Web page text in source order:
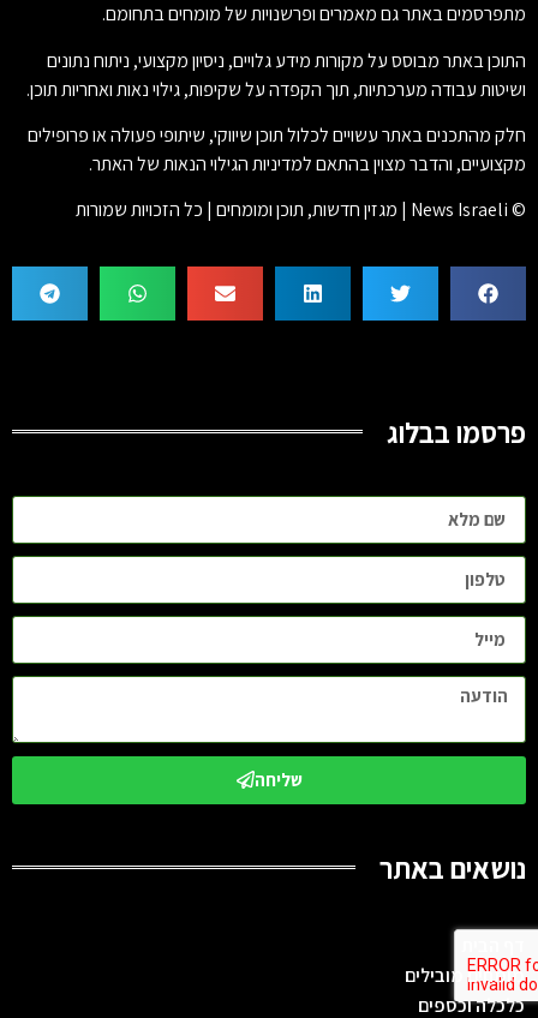
מתפרסמים באתר גם מאמרים ופרשנויות של מומחים בתחומם.
התוכן באתר מבוסס על מקורות מידע גלויים, ניסיון מקצועי, ניתוח נתונים
ושיטות עבודה מערכתיות, תוך הקפדה על שקיפות, גילוי נאות ואחריות תוכן.
חלק מהתכנים באתר עשויים לכלול תוכן שיווקי, שיתופי פעולה או פרופילים
מקצועיים, והדבר מצוין בהתאם למדיניות הגילוי הנאות של האתר.
© News Israeli | מגזין חדשות, תוכן ומומחים | כל הזכויות שמורות
פרסמו בבלוג
שליחה
נושאים באתר
מומחים מובילים
כלכלה וכספים